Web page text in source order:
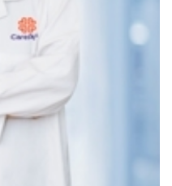
tái phát
quản gây khàn tiếng
Barr) – liên quan nguy cơ
cao như
bụi, ô nhiễm